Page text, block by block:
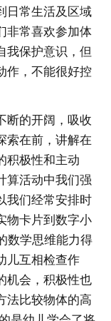
日常生活及区域
非常喜欢参加体
我保护意识，但
作，不能很好控
断的开阔，吸收
索在前，讲解在
积极性和主动
算活动中我们强
我们经常安排时
物卡片到数字小
数学思维能力得
儿互相检查作
机会，积极性也
法比较物体的高